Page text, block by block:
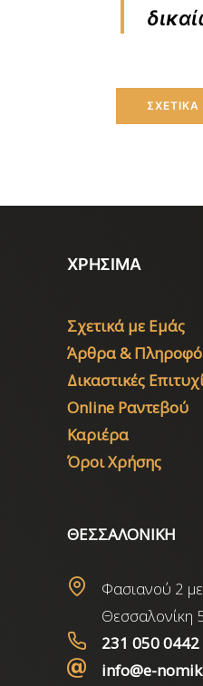
ΧΡΗΣΙΜΑ
Σχετικά με Εμάς
Άρθρα &
Δικαστικές
Online Ραντεβού
Καριέρα
Όροι Χρήσης
ΘΕΣΣΑΛΟΝΙΚΗ
Φασιανού 2
Θεσσαλονίκη
231 050 0442
info@e-